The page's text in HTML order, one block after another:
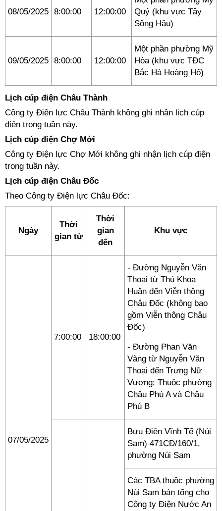
08/05/2025 8:00:00 12:00:00
Quý (khu vực Tây
Sông Hậu)
09/05/2025 8:00:00 12:00:00
Một phần phường Mỹ
Hòa (khu vực TĐC
Bắc Hà Hoàng Hổ)
Lịch cúp điện Châu Thành
Công ty Điện lực Châu Thành không ghi nhận lịch cúp
điện trong tuần này.
Lịch cúp điện Chợ Mới
Công ty Điện lực Chợ Mới không ghi nhận lịch cúp điện
trong tuần này.
Lịch cúp điện Châu Đốc
Theo Công ty Điện lực Châu Đốc:
Ngày
Thời
gian từ
Thời
gian
đến
Khu vực
07/05/2025
7:00:00 18:00:00
- Đường Nguyễn Văn
Thoại từ Thủ Khoa
Huân đến Viễn thông
Châu Đốc (không bao
gồm Viễn thông Châu
Đốc)
- Đường Phan Văn
Vàng từ Nguyễn Văn
Thoại đến Trưng Nữ
Vương; Thuộc phường
Châu Phú A và Châu
Phú B
Bưu Điện Vĩnh Tế (Núi
Sam) 471CĐ/160/1,
phường Núi Sam
Các TBA thuộc phường
Núi Sam bán tổng cho
Công ty Điện Nước An